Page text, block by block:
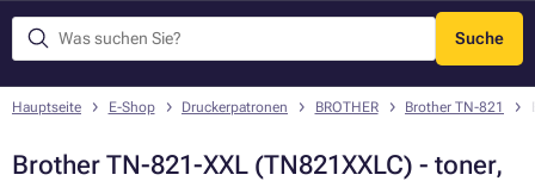
Suche
Menü
Hauptseite E-Shop Druckerpatronen BROTHER Brother TN-821
Brother TN-821-XXL (TN821XXLC) - toner,